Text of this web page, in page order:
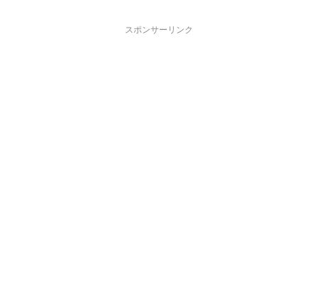
スポンサーリンク